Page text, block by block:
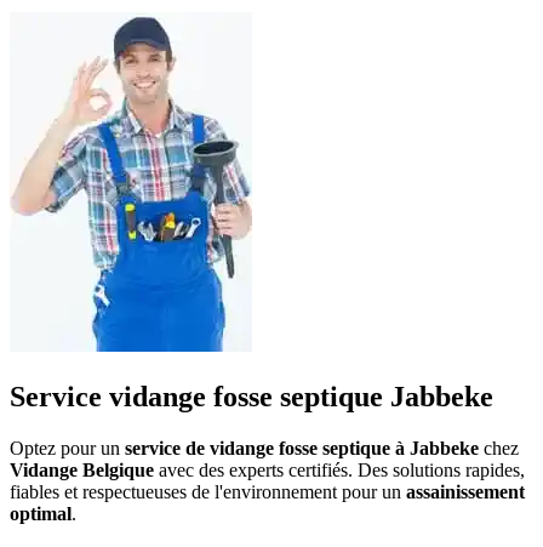
Service vidange fosse septique Jabbeke
Optez pour un service de vidange fosse septique à Jabbeke chez
Vidange Belgique avec des experts certifiés. Des solutions rapides,
fiables et respectueuses de l'environnement pour un assainissement
optimal.